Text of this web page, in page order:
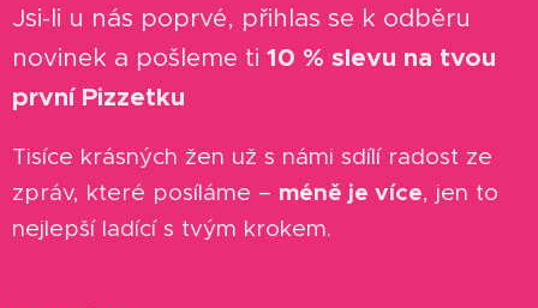
Jsi-li u nás poprvé, přihlas se k odběru
novinek a pošleme ti 10 % slevu na tvou
první Pizzetku
Tisíce krásných žen už s námi sdílí radost ze
zpráv, které posíláme – méně je více, jen to
nejlepší ladící s tvým krokem.